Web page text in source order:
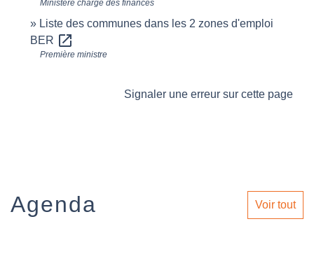
Ministère chargé des finances
Liste des communes dans les 2 zones d'emploi
BER open_in_new
Première ministre
Signaler une erreur sur cette page
Agenda Voir tout